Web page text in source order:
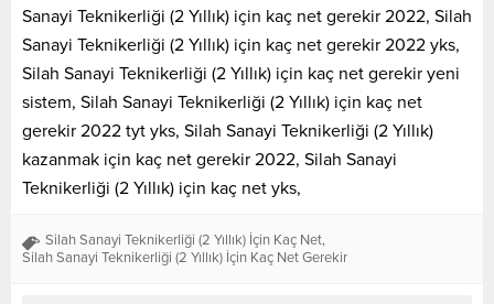
Sanayi Teknikerliği (2 Yıllık) için kaç net gerekir 2022, Silah
Sanayi Teknikerliği (2 Yıllık) için kaç net gerekir 2022 yks,
Silah Sanayi Teknikerliği (2 Yıllık) için kaç net gerekir yeni
sistem, Silah Sanayi Teknikerliği (2 Yıllık) için kaç net
gerekir 2022 tyt yks, Silah Sanayi Teknikerliği (2 Yıllık)
kazanmak için kaç net gerekir 2022, Silah Sanayi
Teknikerliği (2 Yıllık) için kaç net yks,
Silah Sanayi Teknikerliği (2 Yıllık) İçin Kaç Net,
Silah Sanayi Teknikerliği (2 Yıllık) İçin Kaç Net Gerekir